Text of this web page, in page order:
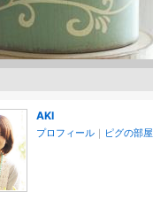
AKI
プロフィール ｜ ピグの部屋